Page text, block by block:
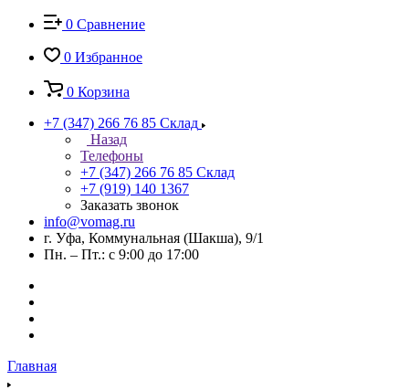
0 Сравнение
0 Избранное
0 Корзина
+7 (347) 266 76 85 Склад
Назад
Телефоны
+7 (347) 266 76 85 Склад
+7 (919) 140 1367
Заказать звонок
info@vomag.ru
г. Уфа, Коммунальная (Шакша), 9/1
Пн. – Пт.: с 9:00 до 17:00
Главная